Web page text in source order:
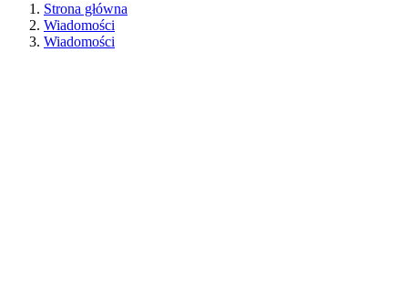
Strona główna
Wiadomości
Wiadomości